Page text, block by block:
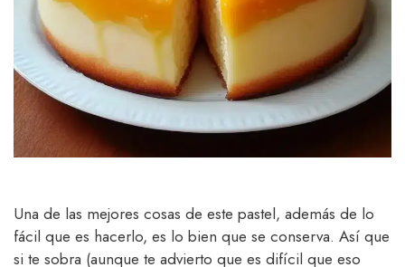
Una de las mejores cosas de este pastel, además de lo
fácil que es hacerlo, es lo bien que se conserva. Así que
si te sobra (aunque te advierto que es difícil que eso